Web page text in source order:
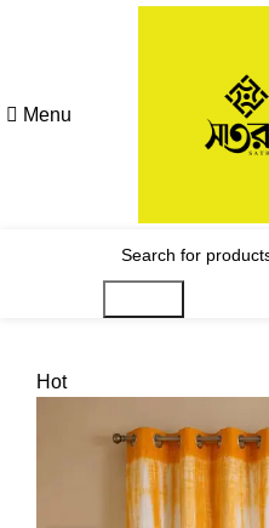
Menu
Hot